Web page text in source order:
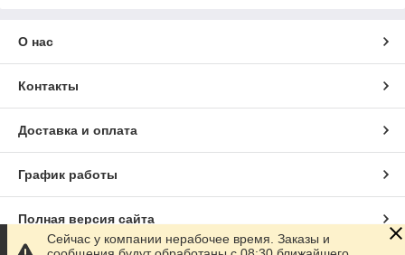
О нас
Контакты
Доставка и оплата
График работы
Полная версия сайта
Сейчас у компании нерабочее время. Заказы и